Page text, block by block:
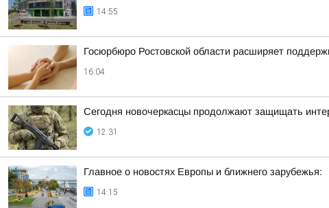
14:55
Госюрбюро Ростовской области расширяет
16:04
Сегодня новочеркасцы продолжают защищать
12:31
Главное о новостях Европы и ближнего зарубежья:
14:15